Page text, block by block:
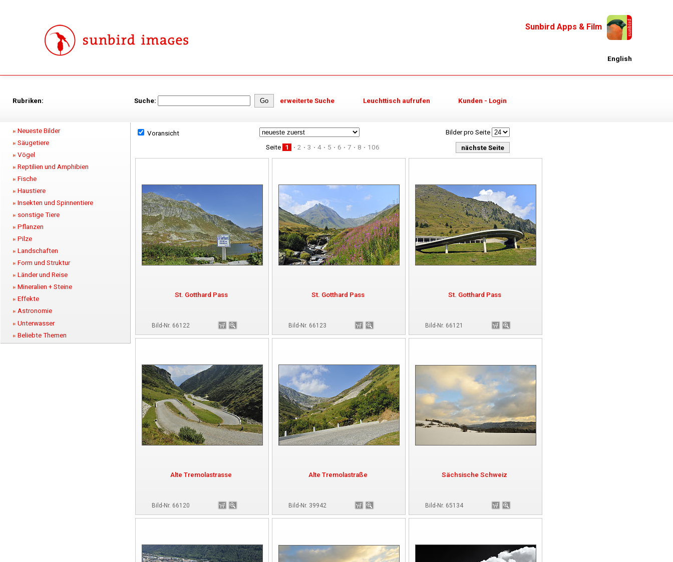
Sunbird Apps & Film
English
Rubriken: Suche: erweiterte Suche Leuchttisch aufrufen Kunden - Login
Neueste Bilder
Säugetiere
Vögel
Reptilien und Amphibien
Fische
Haustiere
Insekten und Spinnentiere
sonstige Tiere
Pflanzen
Pilze
Landschaften
Form und Struktur
Länder und Reise
Mineralien + Steine
Effekte
Astronomie
Unterwasser
Beliebte Themen
Voransicht
Bilder pro Seite
Seite 1 2 3 4 5 6 7 8 106 nächste Seite
St. Gotthard Pass
Bild-Nr. 66122
St. Gotthard Pass
Bild-Nr. 66123
St. Gotthard Pass
Bild-Nr. 66121
Alte Tremolastrasse
Bild-Nr. 66120
Alte Tremolastraße
Bild-Nr. 39942
Sächsische Schweiz
Bild-Nr. 65134